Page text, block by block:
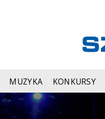
MUZYKA KONKURSY